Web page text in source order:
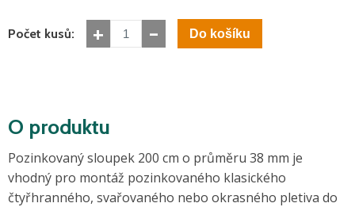
Počet kusů: + -
O produktu
Pozinkovaný sloupek 200 cm o průměru 38 mm je
vhodný pro montáž pozinkovaného klasického
čtyřhranného, svařovaného nebo okrasného pletiva do